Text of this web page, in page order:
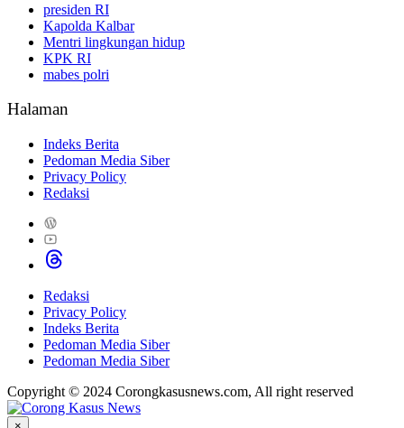
presiden RI
Kapolda Kalbar
Mentri lingkungan hidup
KPK RI
mabes polri
Halaman
Indeks Berita
Pedoman Media Siber
Privacy Policy
Redaksi
Redaksi
Privacy Policy
Indeks Berita
Pedoman Media Siber
Pedoman Media Siber
Copyright © 2024 Corongkasusnews.com, All right reserved